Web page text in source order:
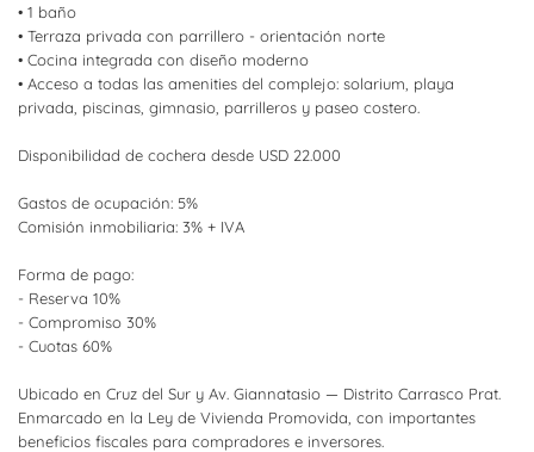
• 1 baño
• Terraza privada con parrillero - orientación norte
• Cocina integrada con diseño moderno
• Acceso a todas las amenities del complejo: solarium, playa
privada, piscinas, gimnasio, parrilleros y paseo costero.
Disponibilidad de cochera desde USD 22.000
Gastos de ocupación: 5%
Comisión inmobiliaria: 3% + IVA
Forma de pago:
- Reserva 10%
- Compromiso 30%
- Cuotas 60%
Ubicado en Cruz del Sur y Av. Giannatasio — Distrito Carrasco Prat.
Enmarcado en la Ley de Vivienda Promovida, con importantes
beneficios fiscales para compradores e inversores.